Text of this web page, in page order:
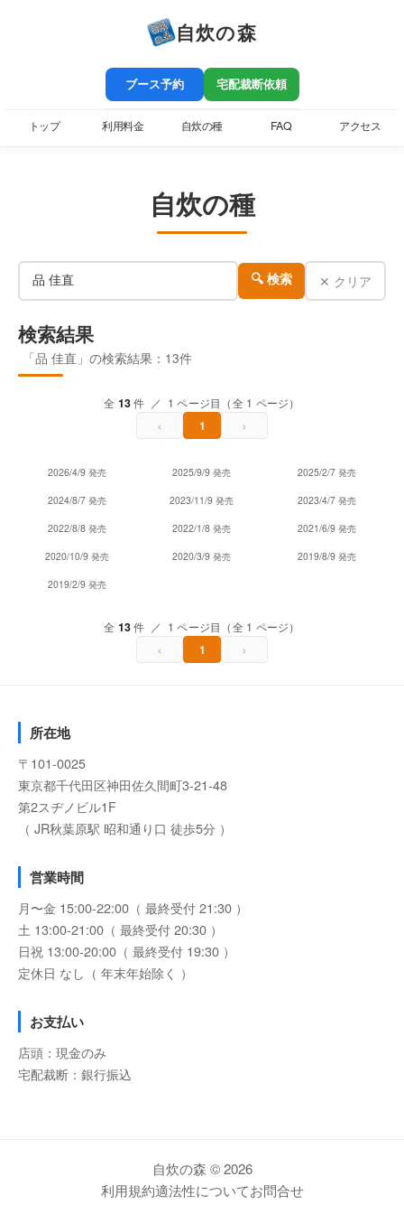
自炊の森
ブース予約 宅配裁断依頼
トップ 利用料金 自炊の種 FAQ アクセス
自炊の種
🔍 検索 ✕ クリア
検索結果
「品 佳直」の検索結果：13件
全 13件 ／ 1 ページ目（全 1 ページ）
‹ 1 ›
2026/4/9 発売 2025/9/9 発売 2025/2/7 発売
2024/8/7 発売 2023/11/9 発売 2023/4/7 発売
2022/8/8 発売 2022/1/8 発売 2021/6/9 発売
2020/10/9 発売 2020/3/9 発売 2019/8/9 発売
2019/2/9 発売
全 13件 ／ 1 ページ目（全 1 ページ）
‹ 1 ›
所在地
〒101-0025
東京都千代田区神田佐久間町3-21-48
第2スヂノビル1F
（ JR秋葉原駅 昭和通り口 徒歩5分 ）
営業時間
月〜金 15:00-22:00（ 最終受付 21:30 ）
土 13:00-21:00（ 最終受付 20:30 ）
日祝 13:00-20:00（ 最終受付 19:30 ）
定休日 なし（ 年末年始除く ）
お支払い
店頭：現金のみ
宅配裁断：銀行振込
自炊の森 © 2026
利用規約適法性についてお問合せ